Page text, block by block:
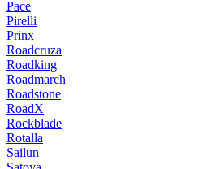
Pace
Pirelli
Prinx
Roadcruza
Roadking
Roadmarch
Roadstone
RoadX
Rockblade
Rotalla
Sailun